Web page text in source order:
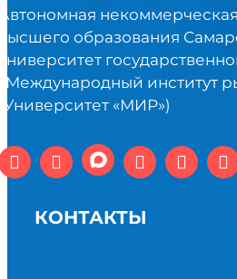
образования
институт
«МИР»)
КОНТАКТЫ